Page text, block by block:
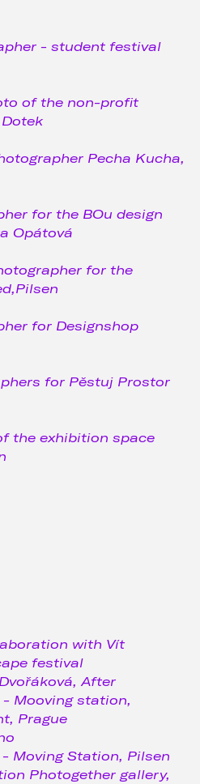
- student festival
of the non-profit
Pecha Kucha,
for the BOu design
Opátová
for the
for Designshop
for Pěstuj Prostor
the exhibition space
with Vít
festival
After
Mooving station,
Prague
Moving Station, Pilsen
Photogether gallery,